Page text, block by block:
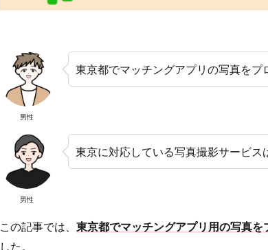
男性
東京都でマッチングアプリの写真を
男性
東京に対応している写真撮影サービス
この記事では、 東京都でマッチングアプリ用の写真
した。